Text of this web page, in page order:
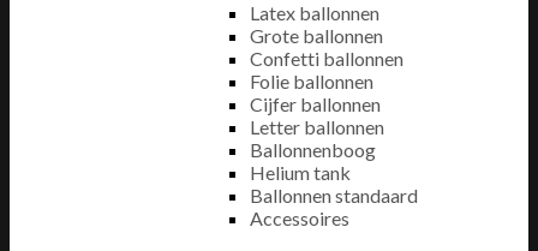
Latex ballonnen
Grote ballonnen
Confetti ballonnen
Folie ballonnen
Cijfer ballonnen
Letter ballonnen
Ballonnenboog
Helium tank
Ballonnen standaard
Accessoires